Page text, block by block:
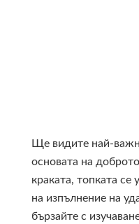
Ще видите най-
основата на
краката, топката се
на изпълнение на
бързайте с